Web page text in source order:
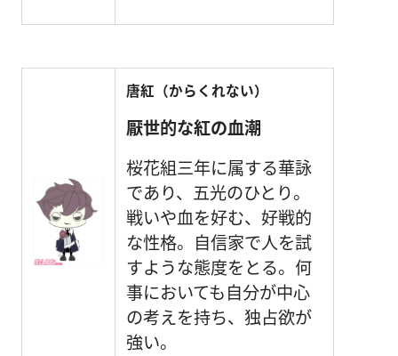
唐紅（からくれない）
厭世的な紅の血潮
桜花組三年に属する華詠
であり、五光のひとり。
戦いや血を好む、好戦的
な性格。自信家で人を試
すような態度をとる。何
事においても自分が中心
の考えを持ち、独占欲が
強い。